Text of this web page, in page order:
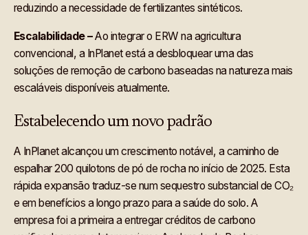
reduzindo a necessidade de fertilizantes sintéticos.
Escalabilidade –Ao integrar o ERW na agricultura
convencional, a InPlanet está a desbloquear uma das
soluções de remoção de carbono baseadas na natureza mais
escaláveis disponíveis atualmente.
Estabelecendo um novo padrão
A InPlanet alcançou um crescimento notável, a caminho de
espalhar 200 quilotons de pó de rocha no início de 2025. Esta
rápida expansão traduz-se num sequestro substancial de CO₂
e em benefícios a longo prazo para a saúde do solo. A
empresa foi a primeira a entregar créditos de carbono